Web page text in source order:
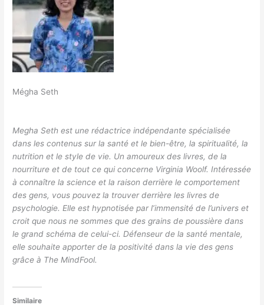
Mégha Seth
Megha Seth est une rédactrice indépendante spécialisée
dans les contenus sur la santé et le bien-être, la spiritualité, la
nutrition et le style de vie. Un amoureux des livres, de la
nourriture et de tout ce qui concerne Virginia Woolf. Intéressée
à connaître la science et la raison derrière le comportement
des gens, vous pouvez la trouver derrière les livres de
psychologie. Elle est hypnotisée par l’immensité de l’univers et
croit que nous ne sommes que des grains de poussière dans
le grand schéma de celui-ci. Défenseur de la santé mentale,
elle souhaite apporter de la positivité dans la vie des gens
grâce à The MindFool.
Similaire